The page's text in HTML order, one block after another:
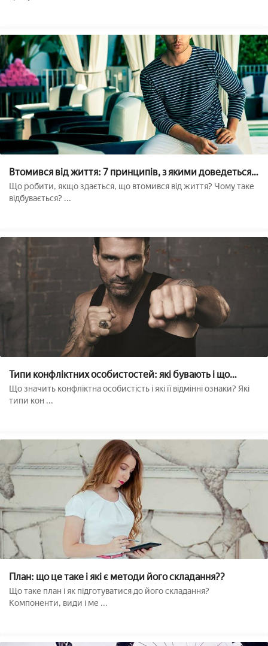
Втомився від життя: 7 принципів, з якими доведеться
розпрощатися
Що робити, якщо здається, що втомився від життя? Чому таке
відбувається? ...
Типи конфліктних особистостей: які бувають і що
робити??
Що значить конфліктна особистість і які її відмінні ознаки? Які
типи кон ...
План: що це таке і які є методи його складання??
Що таке план і як підготуватися до його складання?
Компоненти, види і ме ...